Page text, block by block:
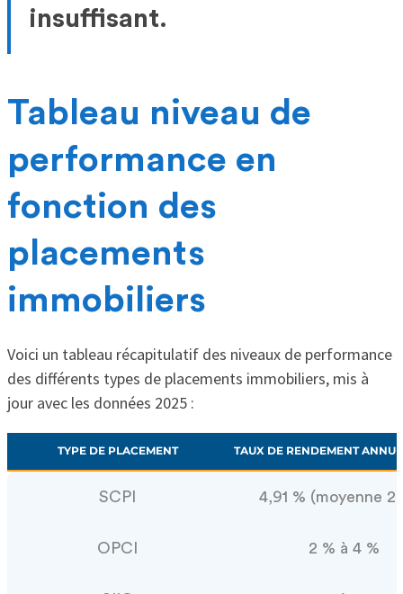
insuffisant.
Tableau niveau de
performance en
fonction des
placements
immobiliers
Voici un tableau récapitulatif des niveaux de performance
des différents types de placements immobiliers, mis à
jour avec les données 2025 :
TYPE DE PLACEMENT TAUX DE RENDEMENT
SCPI 4,91 % (moyenne
OPCI 2 % à 4 %